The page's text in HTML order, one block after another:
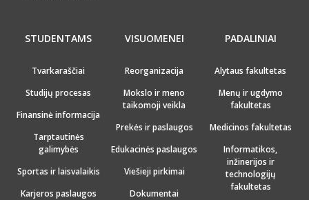
STUDENTAMS
Tvarkaraščiai
Studijų procesas
Finansinė informacija
Tarptautinės
galimybės
Sportas ir laisvalaikis
Karjeros paslaugos
VISUOMENEI
Reorganizacija
Mokslo ir meno
taikomoji veikla
Prekės ir paslaugos
Edukacinės paslaugos
Viešieji pirkimai
Dokumentai
PADALINIAI
Alytaus fakultetas
Menų ir ugdymo
fakultetas
Medicinos fakultetas
Informatikos,
inžinerijos ir
technologijų
fakultetas